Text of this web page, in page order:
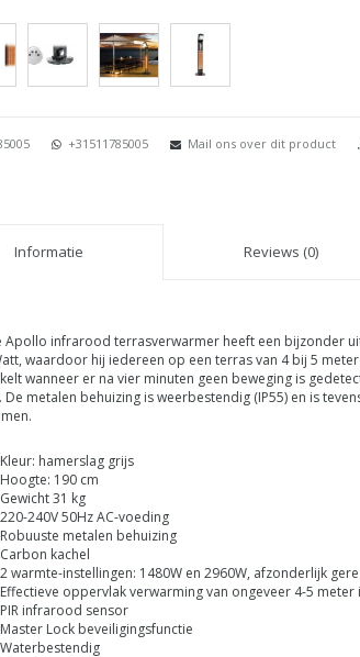
+31511785005 Mail ons over dit product
Informatie Reviews (0)
Apollo infrarood terrasverwarmer heeft een bijzonder
waardoor hij iedereen op een terras van 4 bij 5
wanneer er na vier minuten geen beweging is
De metalen behuizing is weerbestendig (IP55) en is
Kleur: hamerslag grijs
Hoogte: 190 cm
Gewicht 31 kg
220-240V 50Hz AC-voeding
Robuuste metalen behuizing
Carbon kachel
2 warmte-instellingen: 1480W en 2960W, afzonderlijk
Effectieve oppervlak verwarming van ongeveer 4-5 meter
PIR infrarood sensor
Master Lock beveiligingsfunctie
Waterbestendig